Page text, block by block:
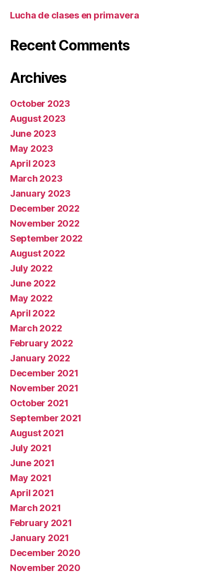
Lucha de clases en primavera
Recent Comments
Archives
October 2023
August 2023
June 2023
May 2023
April 2023
March 2023
January 2023
December 2022
November 2022
September 2022
August 2022
July 2022
June 2022
May 2022
April 2022
March 2022
February 2022
January 2022
December 2021
November 2021
October 2021
September 2021
August 2021
July 2021
June 2021
May 2021
April 2021
March 2021
February 2021
January 2021
December 2020
November 2020